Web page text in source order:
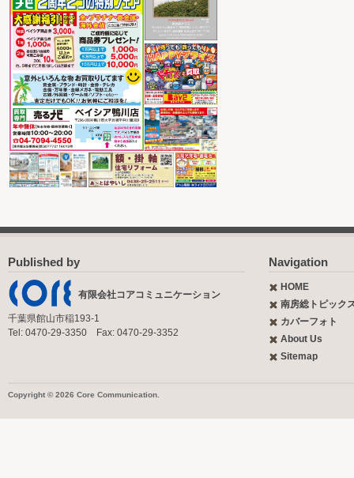
Published by
有限会社コアコミュニケーション
千葉県館山市稲193-1
Tel: 0470-29-3350 Fax: 0470-29-3352
Navigation
HOME
南房総トピック
カバーフォト
About Us
Sitemap
Copyright © 2026 Core Communication.